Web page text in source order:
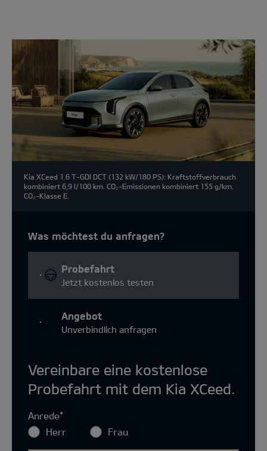
Modell
wählen:
Kia XCeed 1.6 T-GDI DCT (132 kW/180 PS): Kraftstoffverbrauch
kombiniert 6,9 l/100 km. CO₂-Emissionen kombiniert 155 g/km.
CO₂-Klasse E.
Was möchtest du anfragen?
Probefahrt
Jetzt kostenlos testen
Angebot
Unverbindlich anfragen
Vereinbare eine kostenlose
Probefahrt mit dem Kia XCeed.
Anrede*
Herr
Frau